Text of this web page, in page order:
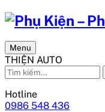
Menu
THIỆN AUTO
Hotline
0986 548 436